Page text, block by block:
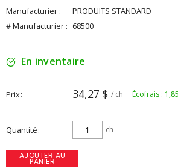
Manufacturier :
PRODUITS STANDARD
# Manufacturier : 68500
En inventaire
Prix 34,27 $ / ch Écofrais :
Quantité ch
AJOUTER AU
PANIER